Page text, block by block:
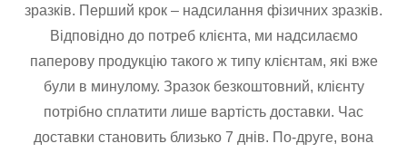
зразків. Перший крок – надсилання фізичних зразків.
Відповідно до потреб клієнта, ми надсилаємо
паперову продукцію такого ж типу клієнтам, які вже
були в минулому. Зразок безкоштовний, клієнту
потрібно сплатити лише вартість доставки. Час
доставки становить близько 7 днів. По-друге, вона